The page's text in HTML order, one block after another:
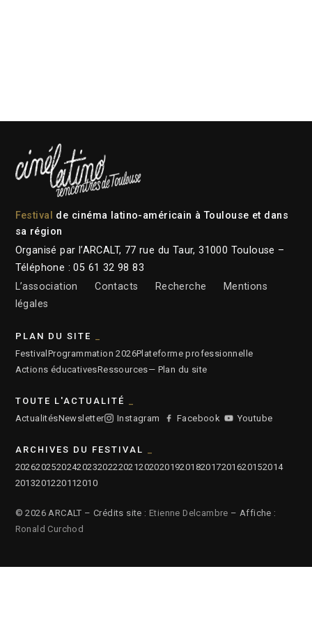
Festival
de cinéma latino-américain à Toulouse et dans
sa région
Organisé par l’ARCALT, 77 rue du Taur, 31000 Toulouse –
Téléphone : 05 61 32 98 83
L’association
Contacts Recherche
Mentions
légales
PLAN DU SITE
FestivalProgrammation 2026Plateforme professionnelle
Actions éducativesRessources— Plan du site
TOUTE L'ACTUALITÉ
ActualitésNewsletter Instagram Facebook Youtube
ARCHIVES DU FESTIVAL
2026202520242023202220212020201920182017201620152014
2013201220112010
© 2026 ARCALT – Crédits site : Etienne Delcambre – Affiche :
Ronald Curchod